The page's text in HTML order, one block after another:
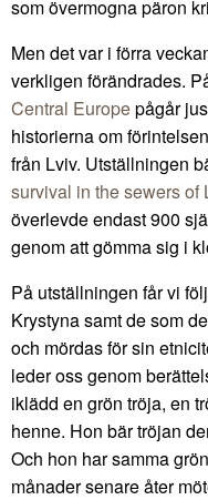
som övermogna päron
Men det var i förra
verkligen förändrades.
Central Europepågår
historierna om
från Lviv. Utställningen
survival in the sewers of
överlevde endast 900
genom att gömma sig i
På utställningen får vi
Krystyna samt de som
och mördas för sin
leder oss genom
iklädd en grön tröja, en
henne. Hon bär tröjan
Och hon har samma
månader senare åter